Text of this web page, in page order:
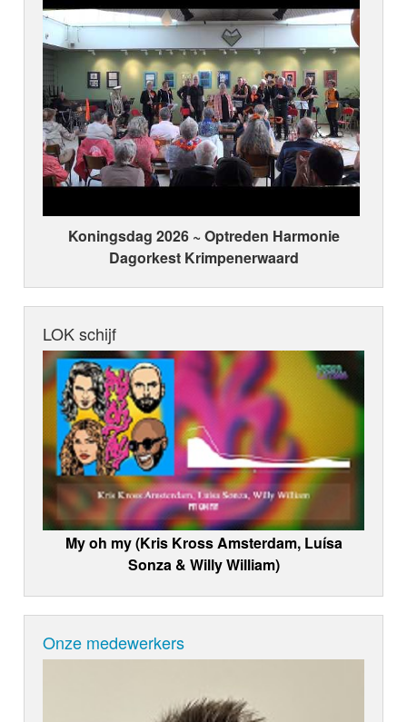
Koningsdag 2026 ~ Optreden Harmonie
Dagorkest Krimpenerwaard
LOK schijf
My oh my (Kris Kross Amsterdam, Luísa
Sonza & Willy William)
Onze medewerkers